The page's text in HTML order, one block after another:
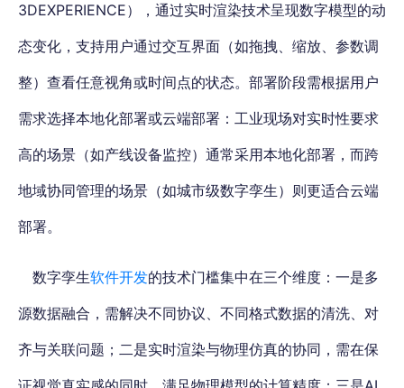
3DEXPERIENCE），通过实时渲染技术呈现数字模型的动
态变化，支持用户通过交互界面（如拖拽、缩放、参数调
整）查看任意视角或时间点的状态。部署阶段需根据用户
需求选择本地化部署或云端部署：工业现场对实时性要求
高的场景（如产线设备监控）通常采用本地化部署，而跨
地域协同管理的场景（如城市级数字孪生）则更适合云端
部署。
数字孪生软件开发的技术门槛集中在三个维度：一是多
源数据融合，需解决不同协议、不同格式数据的清洗、对
齐与关联问题；二是实时渲染与物理仿真的协同， 需在保